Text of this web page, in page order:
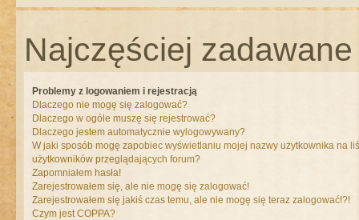
Najczęściej
Problemy z logowaniem i rejestracją
Dlaczego nie mogę się zalogować?
Dlaczego w ogóle muszę się rejestrować?
Dlaczego jestem automatycznie wylogowywany?
W jaki sposób mogę zapobiec wyświetlaniu mojej nazwy użytkownika na
użytkowników przeglądających forum?
Zapomniałem hasła!
Zarejestrowałem się, ale nie mogę się zalogować!
Zarejestrowałem się jakiś czas temu, ale nie mogę się teraz zalogować!?!
Czym jest COPPA?